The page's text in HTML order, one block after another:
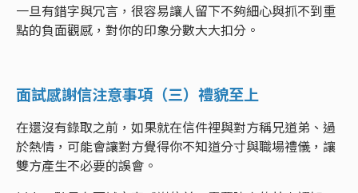
一旦有錯字與冗言，很容易讓人留下不夠細心與抓不到重
點的負面觀感，對你的印象分數大大扣分。
面試感謝信注意事項（三）禮貌至上
在還沒有錄取之前，如果就在信件裡與對方稱兄道弟、過
於熱情，可能會讓對方覺得你不知道分寸與職場禮儀，讓
雙方產生不必要的誤會。